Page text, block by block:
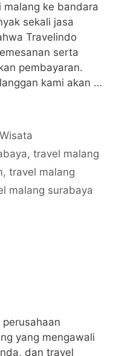
malang ke bandara
sekali jasa
Travelindo
serta
pembayaran.
kami akan …
Wisata
,travel malang
, travel malang
malang surabaya
yang mengawali
dan travel